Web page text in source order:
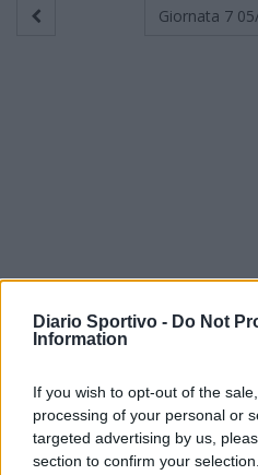
Diario Sportivo - Do Not
Information
If you wish to opt-out of the
processing of your personal or
targeted advertising by us,
section to confirm your
Giornata 7